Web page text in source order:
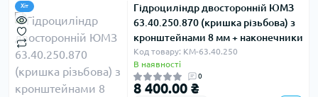
Хіт
Гідроциліндр двосторонній ЮМЗ
63.40.250.870 (кришка різьбова) з
кронштейнами 8 мм + наконечники
Код товару: КМ-63.40.250
В наявності
0
8 400.00 ₴